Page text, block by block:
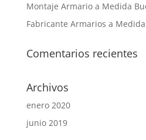
Montaje Armario a Medida
Fabricante Armarios a Medida
Comentarios recientes
Archivos
enero 2020
junio 2019